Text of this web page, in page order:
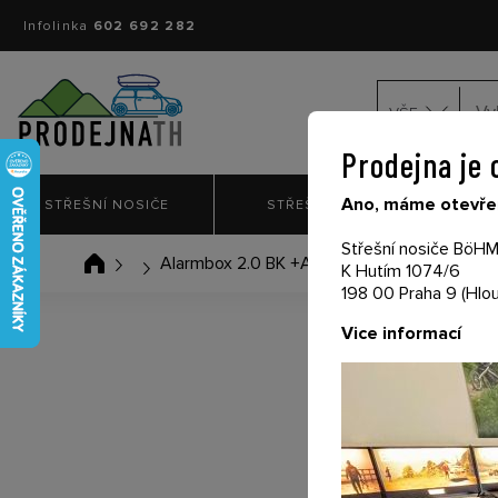
Infolinka 602 692 282
VŠE
STŘEŠNÍ NOSIČE STŘEŠNÍ BOXY
Alarmbox 2.0 BK +ACL 12/100 - Alarmový
Prodejna je
Ano, máme
Střešní nosiče
K Hutím 1074/6
198 00 Praha 9
Vice informací